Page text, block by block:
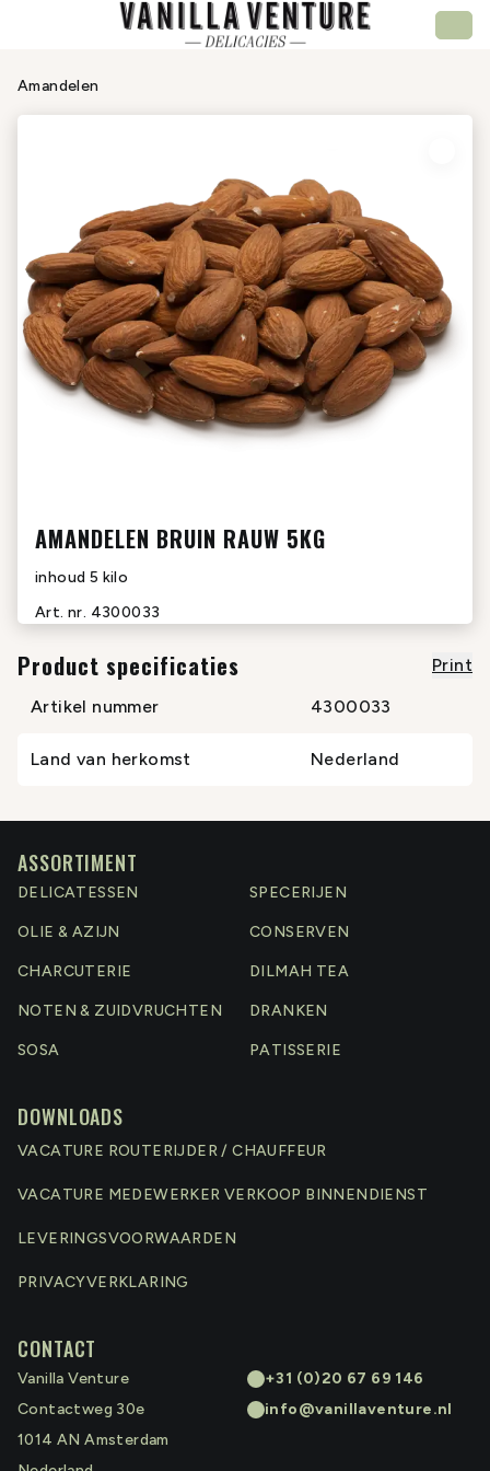
Amandelen
AMANDELEN BRUIN RAUW 5KG
inhoud 5 kilo
Art. nr. 4300033
Product specificaties
Print
Artikel nummer
4300033
Land van herkomst Nederland
ASSORTIMENT
DELICATESSEN SPECERIJEN
OLIE & AZIJN CONSERVEN
CHARCUTERIE DILMAH TEA
NOTEN & ZUIDVRUCHTEN DRANKEN
SOSA PATISSERIE
DOWNLOADS
VACATURE ROUTERIJDER / CHAUFFEUR
VACATURE MEDEWERKER VERKOOP BINNENDIENST
LEVERINGSVOORWAARDEN
PRIVACYVERKLARING
CONTACT
Vanilla Venture
Contactweg 30e
1014 AN Amsterdam
+31 (0)20 67 69 146
info@vanillaventure.nl